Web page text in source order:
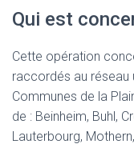
Qui est
Cette opération
raccordés au réseau
Communes de la
de : Beinheim, Buhl,
Lauterbourg,